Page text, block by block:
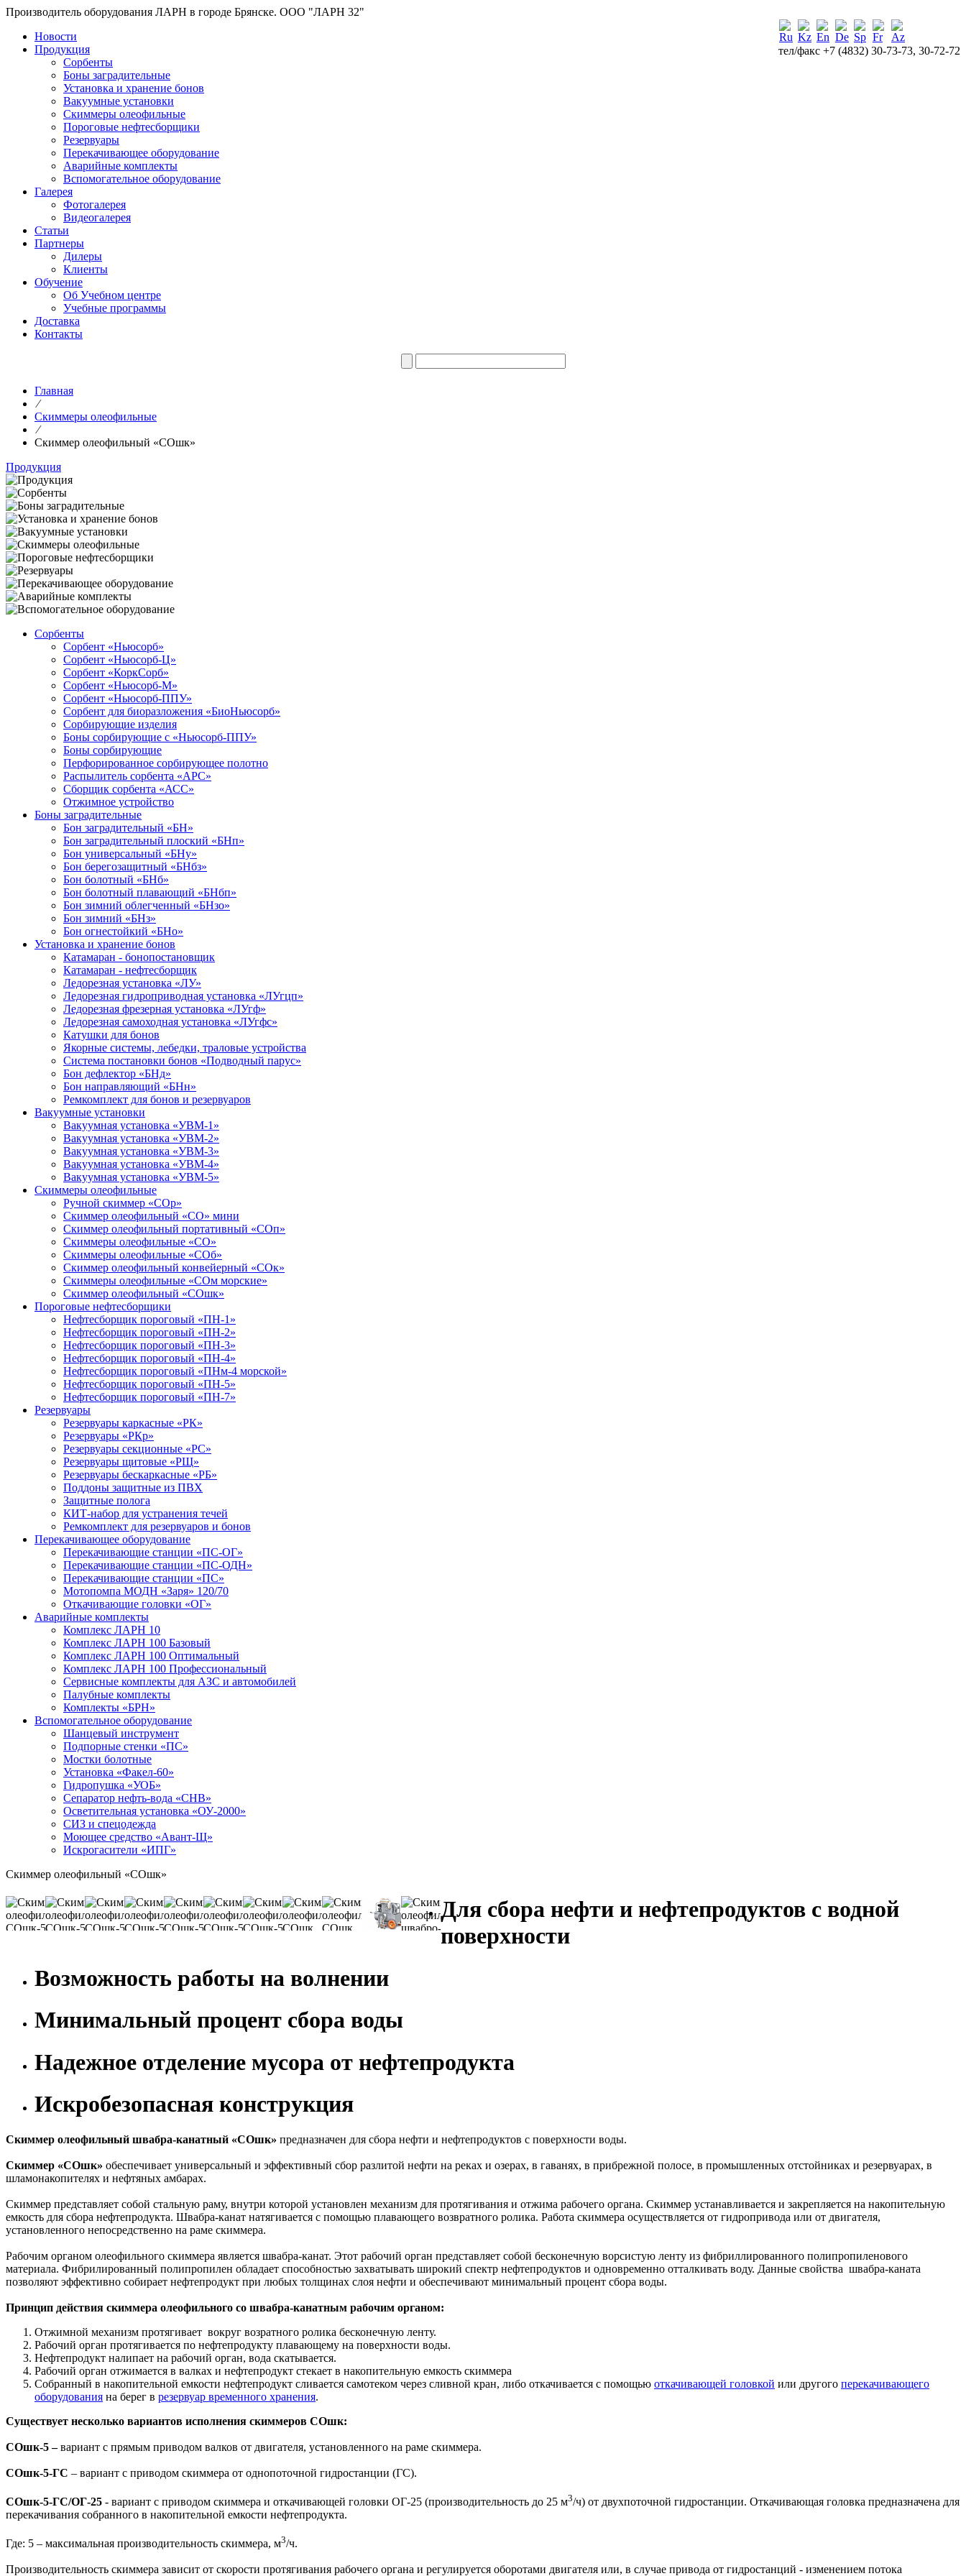
Производитель оборудования ЛАРН в городе Брянске. ООО "ЛАРН 32"
тел/факс +7 (4832) 30-73-73, 30-72-72
Новости
Продукция
Сорбенты
Боны заградительные
Установка и хранение бонов
Вакуумные установки
Скиммеры олеофильные
Пороговые нефтесборщики
Резервуары
Перекачивающее оборудование
Аварийные комплекты
Вспомогательное оборудование
Галерея
Фотогалерея
Видеогалерея
Статьи
Партнеры
Дилеры
Клиенты
Обучение
Об Учебном центре
Учебные программы
Доставка
Контакты
Главная
⁄
Скиммеры олеофильные
⁄
Скиммер олеофильный «СОшк»
Продукция
Сорбенты
Сорбент «Ньюсорб»
Сорбент «Ньюсорб-Ц»
Сорбент «КоркСорб»
Сорбент «Ньюсорб-М»
Сорбент «Ньюсорб-ППУ»
Сорбент для биоразложения «БиоНьюсорб»
Сорбирующие изделия
Боны сорбирующие с «Ньюсорб-ППУ»
Боны сорбирующие
Перфорированное сорбирующее полотно
Распылитель сорбента «АРС»
Сборщик сорбента «АСС»
Отжимное устройство
Боны заградительные
Бон заградительный «БН»
Бон заградительный плоский «БНп»
Бон универсальный «БНу»
Бон берегозащитный «БНбз»
Бон болотный «БНб»
Бон болотный плавающий «БНбп»
Бон зимний облегченный «БНзо»
Бон зимний «БНз»
Бон огнестойкий «БНо»
Установка и хранение бонов
Катамаран - бонопостановщик
Катамаран - нефтесборщик
Ледорезная установка «ЛУ»
Ледорезная гидроприводная установка «ЛУгцп»
Ледорезная фрезерная установка «ЛУгф»
Ледорезная самоходная установка «ЛУгфс»
Катушки для бонов
Якорные системы, лебедки, траловые устройства
Система постановки бонов «Подводный парус»
Бон дефлектор «БНд»
Бон направляющий «БНн»
Ремкомплект для бонов и резервуаров
Вакуумные установки
Вакуумная установка «УВМ-1»
Вакуумная установка «УВМ-2»
Вакуумная установка «УВМ-3»
Вакуумная установка «УВМ-4»
Вакуумная установка «УВМ-5»
Скиммеры олеофильные
Ручной скиммер «СОр»
Скиммер олеофильный «СО» мини
Скиммер олеофильный портативный «СОп»
Скиммеры олеофильные «СО»
Скиммеры олеофильные «СОб»
Скиммер олеофильный конвейерный «СОк»
Скиммеры олеофильные «СОм морские»
Скиммер олеофильный «СОшк»
Пороговые нефтесборщики
Нефтесборщик пороговый «ПН-1»
Нефтесборщик пороговый «ПН-2»
Нефтесборщик пороговый «ПН-3»
Нефтесборщик пороговый «ПН-4»
Нефтесборщик пороговый «ПНм-4 морской»
Нефтесборщик пороговый «ПН-5»
Нефтесборщик пороговый «ПН-7»
Резервуары
Резервуары каркасные «РК»
Резервуары «РКр»
Резервуары секционные «РС»
Резервуары щитовые «РЩ»
Резервуары бескаркасные «РБ»
Поддоны защитные из ПВХ
Защитные полога
КИТ-набор для устранения течей
Ремкомплект для резервуаров и бонов
Перекачивающее оборудование
Перекачивающие станции «ПС-ОГ»
Перекачивающие станции «ПС-ОДН»
Перекачивающие станции «ПС»
Мотопомпа МОДН «Заря» 120/70
Откачивающие головки «ОГ»
Аварийные комплекты
Комплекс ЛАРН 10
Комплекс ЛАРН 100 Базовый
Комплекс ЛАРН 100 Оптимальный
Комплекс ЛАРН 100 Профессиональный
Сервисные комплекты для АЗС и автомобилей
Палубные комплекты
Комплекты «БРН»
Вспомогательное оборудование
Шанцевый инструмент
Подпорные стенки «ПС»
Мостки болотные
Установка «Факел-60»
Гидропушка «УОБ»
Сепаратор нефть-вода «СНВ»
Осветительная установка «ОУ-2000»
СИЗ и спецодежда
Моющее средство «Авант-Щ»
Искрогасители «ИПГ»
Скиммер олеофильный «СОшк»
Для сбора нефти и нефтепродуктов с водной
поверхности
Возможность работы на волнении
Минимальный процент сбора воды
Надежное отделение мусора от нефтепродукта
Искробезопасная конструкция
Скиммер олеофильный швабра-канатный «СОшк» предназначен для сбора нефти и нефтепродуктов с поверхности воды.
Скиммер «СОшк» обеспечивает универсальный и эффективный сбор разлитой нефти на реках и озерах, в гаванях, в прибрежной полосе, в промышленных отстойниках и резервуарах, в
шламонакопителях и нефтяных амбарах.
Скиммер представляет собой стальную раму, внутри которой установлен механизм для протягивания и отжима рабочего органа. Скиммер устанавливается и закрепляется на накопительную
емкость для сбора нефтепродукта. Швабра-канат натягивается с помощью плавающего возвратного ролика. Работа скиммера осуществляется от гидропривода или от двигателя,
установленного непосредственно на раме скиммера.
Рабочим органом олеофильного скиммера является швабра-канат. Этот рабочий орган представляет собой бесконечную ворсистую ленту из фибриллированного полипропиленового
материала. Фибрилированный полипропилен обладает способностью захватывать широкий спектр нефтепродуктов и одновременно отталкивать воду. Данные свойства швабра-каната
позволяют эффективно собирает нефтепродукт при любых толщинах слоя нефти и обеспечивают минимальный процент сбора воды.
Принцип действия скиммера олеофильного со швабра-канатным рабочим органом:
Отжимной механизм протягивает вокруг возратного ролика бесконечную ленту.
Рабочий орган протягивается по нефтепродукту плавающему на поверхности воды.
Нефтепродукт налипает на рабочий орган, вода скатывается.
Рабочий орган отжимается в валках и нефтепродукт стекает в накопительную емкость скиммера
Собранный в накопительной емкости нефтепродукт сливается самотеком через сливной кран, либо откачивается с помощью откачивающей головкой или другого перекачивающего
оборудования на берег в резервуар временного хранения.
Существует несколько вариантов исполнения скиммеров СОшк:
СОшк-5 –вариант с прямым приводом валков от двигателя, установленного на раме скиммера.
СОшк-5-ГС – вариант с приводом скиммера от однопоточной гидростанции (ГС).
СОшк-5-ГС/ОГ-25 - вариант с приводом скиммера и откачивающей головки ОГ-25 (производительность до 25 м3/ч) от двухпоточной гидростанции. Откачивающая головка предназначена для
перекачивания собранного в накопительной емкости нефтепродукта.
Где: 5 – максимальная производительность скиммера, м3/ч.
Производительность скиммера зависит от скорости протягивания рабочего органа и регулируется оборотами двигателя или, в случае привода от гидростанций - изменением потока